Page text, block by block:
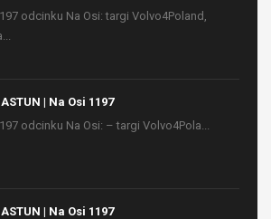
odcinku Na Osi: targi Volvo4Poland,
| Na Osi 1197
odcinku Na Osi: – targi Volvo4Pola...
| Na Osi 1197